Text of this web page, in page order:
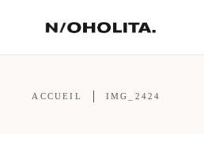
ACCUEIL IMG_2424